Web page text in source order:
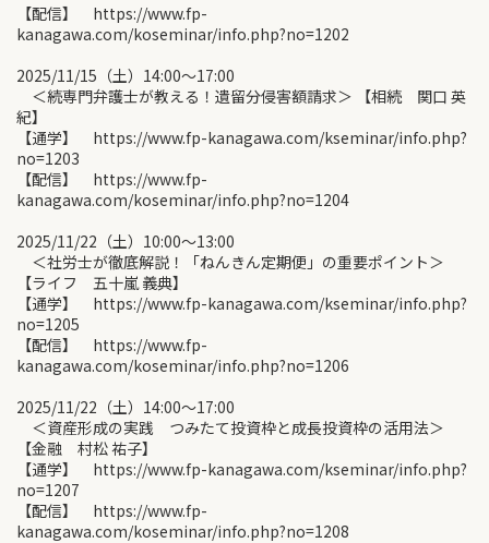
【配信】 https://www.fp-
kanagawa.com/koseminar/info.php?no=1202
2025/11/15（土）14:00〜17:00
＜続専門弁護士が教える！遺留分侵害額請求＞ 【相続 関口 英
紀】
【通学】 https://www.fp-kanagawa.com/kseminar/info.php?
no=1203
【配信】 https://www.fp-
kanagawa.com/koseminar/info.php?no=1204
2025/11/22（土）10:00〜13:00
＜社労士が徹底解説！「ねんきん定期便」の重要ポイント＞
【ライフ 五十嵐 義典】
【通学】 https://www.fp-kanagawa.com/kseminar/info.php?
no=1205
【配信】 https://www.fp-
kanagawa.com/koseminar/info.php?no=1206
2025/11/22（土）14:00〜17:00
＜資産形成の実践 つみたて投資枠と成長投資枠の活用法＞
【金融 村松 祐子】
【通学】 https://www.fp-kanagawa.com/kseminar/info.php?
no=1207
【配信】 https://www.fp-
kanagawa.com/koseminar/info.php?no=1208